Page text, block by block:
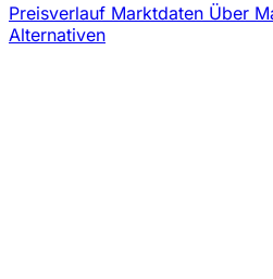
Preisverlauf Marktdaten Über
Alternativen